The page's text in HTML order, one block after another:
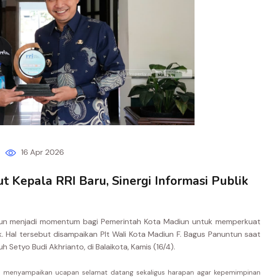
16 Apr 2026
Kepala RRI Baru, Sinergi Informasi Publik
menjadi momentum bagi Pemerintah Kota Madiun untuk memperkuat
Hal tersebut disampaikan Plt Wali Kota Madiun F. Bagus Panuntun saat
Setyo Budi Akhrianto, di Balaikota, Kamis (16/4).
ucapan selamat datang sekaligus harapan agar kepemimpinan